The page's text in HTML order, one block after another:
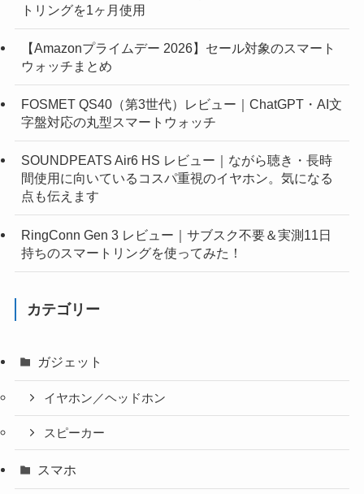
トリングを1ヶ月使用
【Amazonプライムデー 2026】セール対象のスマート
ウォッチまとめ
FOSMET QS40（第3世代）レビュー｜ChatGPT・AI文
字盤対応の丸型スマートウォッチ
SOUNDPEATS Air6 HS レビュー｜ながら聴き・長時
間使用に向いているコスパ重視のイヤホン。気になる
点も伝えます
RingConn Gen 3 レビュー｜サブスク不要＆実測11日
持ちのスマートリングを使ってみた！
カテゴリー
ガジェット
イヤホン／ヘッドホン
スピーカー
スマホ